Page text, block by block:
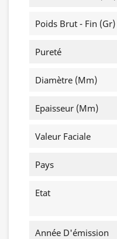
Poids Brut - Fin (gr)
Pureté
Diamètre (mm)
Epaisseur (mm)
Valeur Faciale
Pays
Etat
Année D'émission